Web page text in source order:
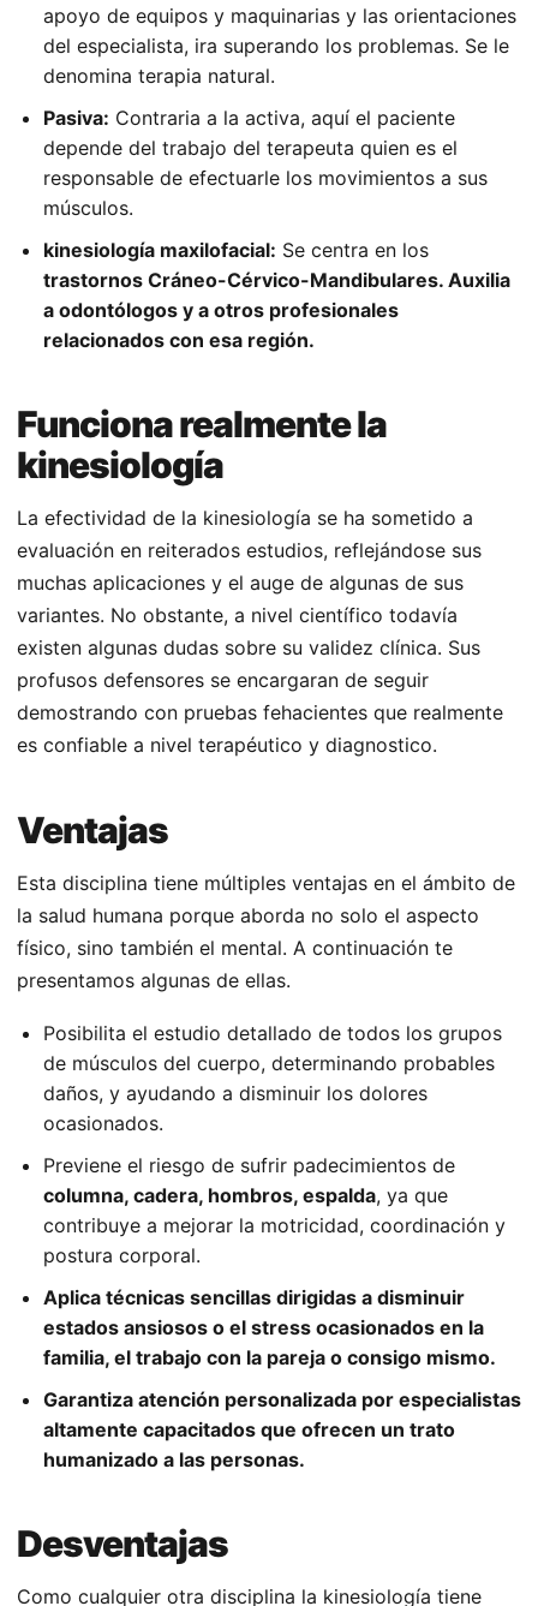
apoyo de equipos y maquinarias y las orientaciones
del especialista, ira superando los problemas. Se le
denomina terapia natural.
Pasiva: Contraria a la activa, aquí el paciente
depende del trabajo del terapeuta quien es el
responsable de efectuarle los movimientos a sus
músculos.
kinesiología maxilofacial: Se centra en los
trastornos Cráneo-Cérvico-Mandibulares. Auxilia
a odontólogos y a otros profesionales
relacionados con esa región.
Funciona realmente la
kinesiología
La efectividad de la kinesiología se ha sometido a
evaluación en reiterados estudios, reflejándose sus
muchas aplicaciones y el auge de algunas de sus
variantes. No obstante, a nivel científico todavía
existen algunas dudas sobre su validez clínica. Sus
profusos defensores se encargaran de seguir
demostrando con pruebas fehacientes que realmente
es confiable a nivel terapéutico y diagnostico.
Ventajas
Esta disciplina tiene múltiples ventajas en el ámbito de
la salud humana porque aborda no solo el aspecto
físico, sino también el mental. A continuación te
presentamos algunas de ellas.
Posibilita el estudio detallado de todos los grupos
de músculos del cuerpo, determinando probables
daños, y ayudando a disminuir los dolores
ocasionados.
Previene el riesgo de sufrir padecimientos de
columna, cadera, hombros, espalda, ya que
contribuye a mejorar la motricidad, coordinación y
postura corporal.
Aplica técnicas sencillas dirigidas a disminuir
estados ansiosos o el stress ocasionados en la
familia, el trabajo con la pareja o consigo mismo.
Garantiza atención personalizada por especialistas
altamente capacitados que ofrecen un trato
humanizado a las personas.
Desventajas
Como cualquier otra disciplina la kinesiología tiene